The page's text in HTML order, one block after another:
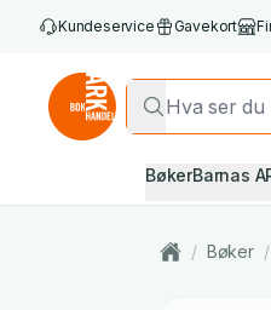
Kundeservice Gavekort
BøkerBarnas
/ Bøker /